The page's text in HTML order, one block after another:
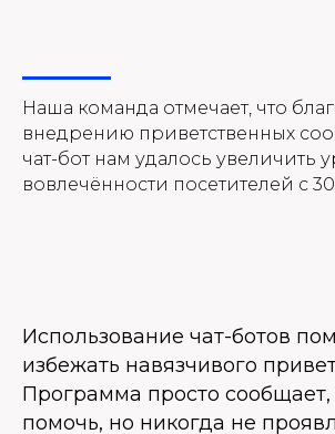
Наша команда отмечает, что
внедрению приветственных
чат-бот нам удалось увеличить
вовлечённости посетителей с
Использование чат-ботов
избежать навязчивого
Программа просто сообщает,
помочь, но никогда не